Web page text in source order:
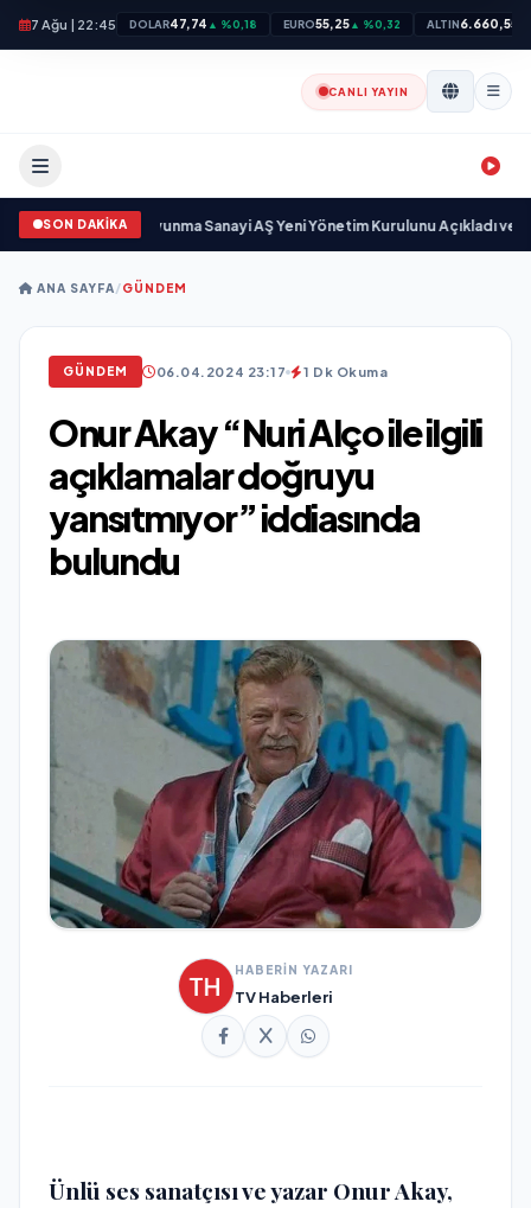
7 Ağu | 22:45 DOLAR47,74 ▲ %0,18 EURO55,25▲ %0,32 ALTIN6.660,55
CANLI YAYIN
SON DAKİKA
•Açıkgöz Savunma Sanayi AŞ Yeni Yönetim Kurulunu Açıkladı ve
ANA SAYFA/GÜNDEM
GÜNDEM 06.04.2024 23:17 1 Dk Okuma
Onur Akay “Nuri Alço ile ilgili
açıklamalar doğruyu
yansıtmıyor” iddiasında
bulundu
HABERİN YAZARI
TV Haberleri
Ünlü ses sanatçısı ve yazar Onur Akay,